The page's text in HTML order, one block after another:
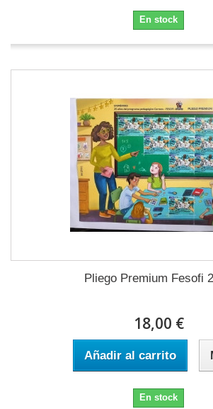
En stock
Pliego Premium Fesofi
18,00 €
Añadir al carrito
En stock